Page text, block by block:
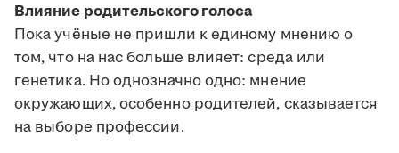
Влияние родительского голоса
Пока учёные не пришли к единому мнению о
том, что на нас больше влияет: среда или
генетика. Но однозначно одно: мнение
окружающих, особенно родителей, сказывается
на выборе профессии.